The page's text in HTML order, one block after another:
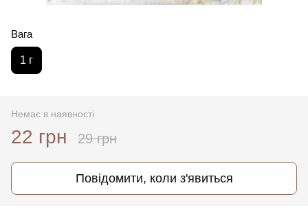
Вага
1 г
Немає в наявності
22 грн 29 грн
Повідомити, коли з'явиться